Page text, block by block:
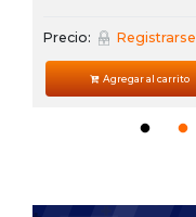
Precio: Registrarse
Agregar al carrito